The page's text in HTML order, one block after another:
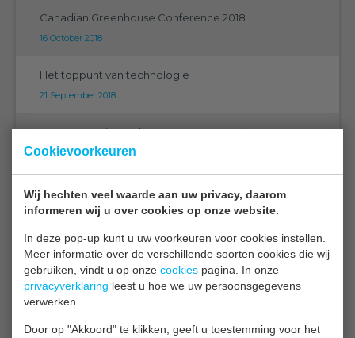
Cookievoorkeuren
Wij hechten veel waarde aan uw privacy, daarom
informeren wij u over cookies op onze website.
In deze pop-up kunt u uw voorkeuren voor cookies instellen.
Meer informatie over de verschillende soorten cookies die wij
gebruiken, vindt u op onze cookies pagina. In onze
privacyverklaring leest u hoe we uw persoonsgegevens
verwerken.
Door op "Akkoord" te klikken, geeft u toestemming voor het
Canadian Greenhouse Conference 2018
16 October 2018
Het toppunt van technologie
21 September 2018
EMS aanwezig op de Eurosensors 2018 in Graz
07 September 2018
EMS op de PMA 2018 Orlando Florida
05 September 2018
CGC 2018 Niagara
27 August 2018
5th International Horitculture Research Conference
23 July 2018